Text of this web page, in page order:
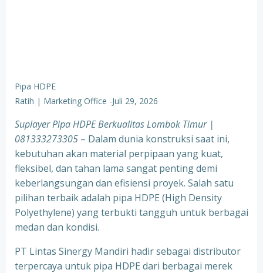
Pipa HDPE
Ratih | Marketing Office -Juli 29, 2026
Suplayer Pipa HDPE Berkualitas Lombok Timur |
081333273305 – Dalam dunia konstruksi saat ini,
kebutuhan akan material perpipaan yang kuat,
fleksibel, dan tahan lama sangat penting demi
keberlangsungan dan efisiensi proyek. Salah satu
pilihan terbaik adalah pipa HDPE (High Density
Polyethylene) yang terbukti tangguh untuk berbagai
medan dan kondisi.
PT Lintas Sinergy Mandiri hadir sebagai distributor
terpercaya untuk pipa HDPE dari berbagai merek